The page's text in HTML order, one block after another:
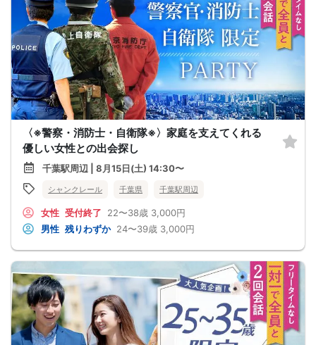
〈※警察・消防士・自衛隊※〉家庭を支えてくれる
優しい女性との出会探し
千葉駅周辺 | 8月15日(土) 14:30〜
シャンクレール 千葉県 千葉駅周辺
女性 受付終了 22〜38歳 3,000円
男性 残りわずか 24〜39歳 3,000円